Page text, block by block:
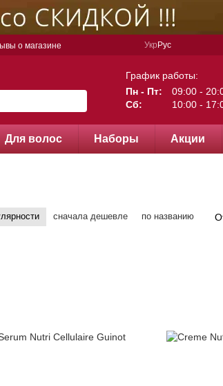
о магазине Укр Рус
График работы:
Пн - Пт:
09:00 -
Сб:
10:00 -
Для волос Наборы Акции
сначала дешевле по названию